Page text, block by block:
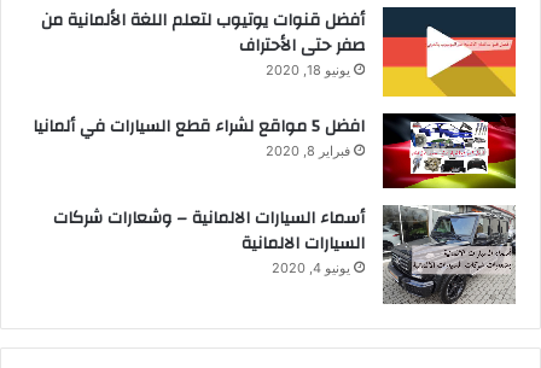
أفضل قنوات يوتيوب لتعلم اللغة الألمانية من
صفر حتى الأحتراف
يونيو 18, 2020
افضل 5 مواقع لشراء قطع السيارات في ألمانيا
فبراير 8, 2020
أسماء السيارات الالمانية – وشعارات شركات
السيارات الالمانية
يونيو 4, 2020